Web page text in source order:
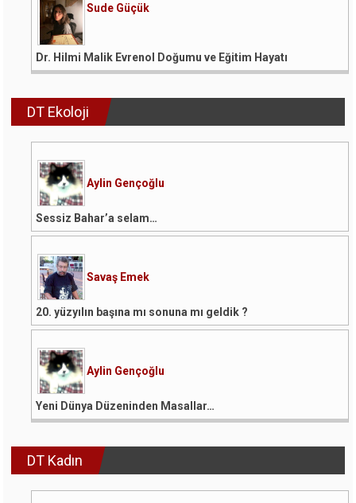
Sude Güçük
Dr. Hilmi Malik Evrenol Doğumu ve Eğitim Hayatı
DT Ekoloji
Aylin Gençoğlu
Sessiz Bahar’a selam…
Savaş Emek
20. yüzyılın başına mı sonuna mı geldik ?
Aylin Gençoğlu
Yeni Dünya Düzeninden Masallar…
DT Kadın